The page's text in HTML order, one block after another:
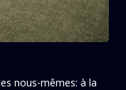
nous-mêmes: à la